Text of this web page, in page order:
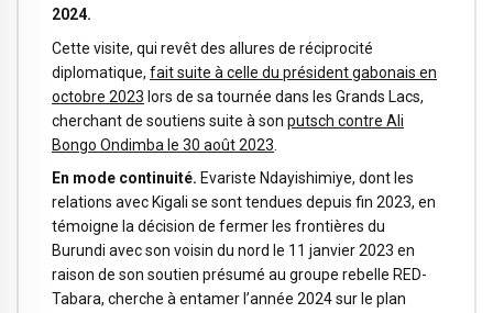
2024.
Cette visite, qui revêt des allures de réciprocité
diplomatique, fait suite à celle du président gabonais en
octobre 2023 lors de sa tournée dans les Grands Lacs,
cherchant de soutiens suite à son putsch contre Ali
Bongo Ondimba le 30 août 2023
En mode continuité. Evariste Ndayishimiye, dont les
relations avec Kigali se sont tendues depuis fin 2023, en
témoigne la décision de fermer les frontières du
Burundi avec son voisin du nord le 11 janvier 2023 en
raison de son soutien présumé au groupe rebelle RED-
Tabara, cherche à entamer l’année 2024 sur le plan